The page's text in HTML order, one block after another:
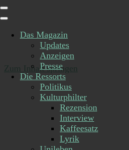
Zum Inhalt springen
Das Magazin
Updates
Anzeigen
Presse
Die Ressorts
Politikus
Kulturphilter
Rezension
Interview
Kaffeesatz
Lyrik